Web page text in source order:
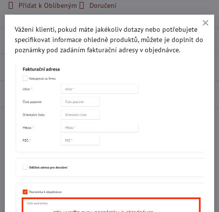
Přidat k Oblíbeným Doručení
Popis
Recenze 0
Facebook Twitter
Kontaktujte nás:
+420 577 523 563
Vážení klienti, pokud máte jakékoliv dotazy nebo potřebujete
specifikovat informace ohledně produktů, můžete je doplnit do
poznámky pod zadáním fakturační adresy v objednávce.